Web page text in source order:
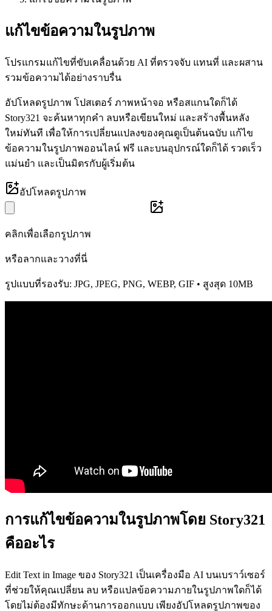
แก้ไขข้อความในรูปภาพ
โปรแกรมแก้ไขที่ขับเคลื่อนด้วย AI ที่ตรวจจับ แทนที่ และผสาน
รวมข้อความได้อย่างราบรื่น
อัปโหลดรูปภาพ โปสเตอร์ ภาพหน้าจอ หรือสแกนใดก็ได้
Story321 จะค้นหาทุกคำ ลบหรือเขียนใหม่ และสร้างพื้นหลัง
ใหม่ทันที เพื่อให้การเปลี่ยนแปลงของคุณดูเป็นต้นฉบับ แก้ไข
ข้อความในรูปภาพออนไลน์ ฟรี และบนอุปกรณ์ใดก็ได้ รวดเร็ว
แม่นยำ และเป็นมิตรกับผู้เริ่มต้น
อัปโหลดรูปภาพ
คลิกเพื่อเลือกรูปภาพ
หรือลากและวางที่นี่
รูปแบบที่รองรับ: JPG, JPEG, PNG, WEBP, GIF • สูงสุด 10MB
การแก้ไขข้อความในรูปภาพโดย Story321
คืออะไร
Edit Text in Image ของ Story321 เป็นเครื่องมือ AI บนเบราว์เซอร์
ที่ช่วยให้คุณเปลี่ยน ลบ หรือแปลข้อความภายในรูปภาพใดก็ได้
โดยไม่ต้องมีทักษะด้านการออกแบบ เพียงอัปโหลดรูปภาพของ